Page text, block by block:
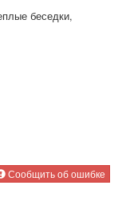
беседки,
Сообщить об ошибке